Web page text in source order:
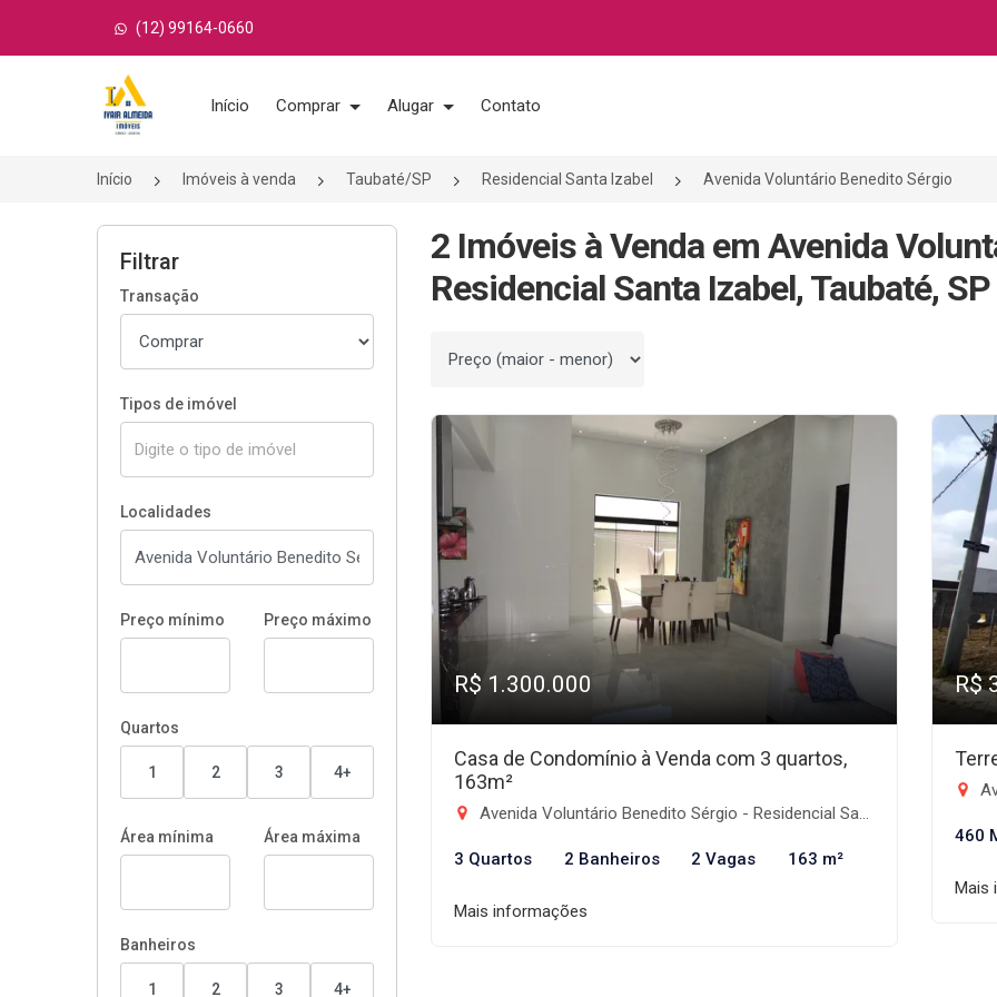
(12) 99164-0660
Página inicial
Início Comprar Alugar Contato
Início Imóveis à venda Taubaté/SP Residencial Santa Izabel Avenida Voluntário Benedito Sérgio
Filtrar
Transação
Tipos de imóvel
Localidades
Preço mínimo Preço máximo
Quartos
1 2 3 4+
Área mínima Área máxima
Banheiros
1 2 3 4+
2 Imóveis à Venda em Avenida
Residencial Santa Izabel, Taubaté, SP
Ordenar por
R$ 1.300.000
Casa de Condomínio à Venda com 3 quartos,
163m²
Avenida Voluntário Benedito Sérgio - Residencial Santa Izabel, Taubaté-SP
3 Quartos 2 Banheiros 2 Vagas 163 m²
Mais informações
R$
460
Mais